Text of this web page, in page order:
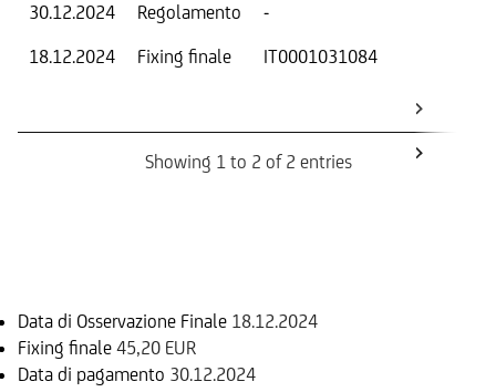
30.12.2024 Regolamento -
18.12.2024
Fixing finale IT0001031084
Showing 1 to 2 of 2 entries
Data di Osservazione Finale 18.12.2024
Fixing finale 45,20 EUR
Data di pagamento 30.12.2024